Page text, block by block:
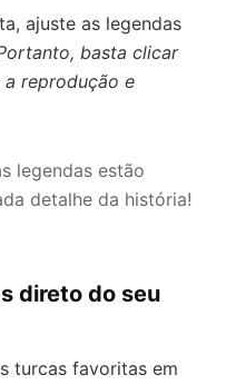
ajuste as legendas
basta clicar
reprodução e
legendas estão
detalhe da história!
direto do seu
turcas favoritas em